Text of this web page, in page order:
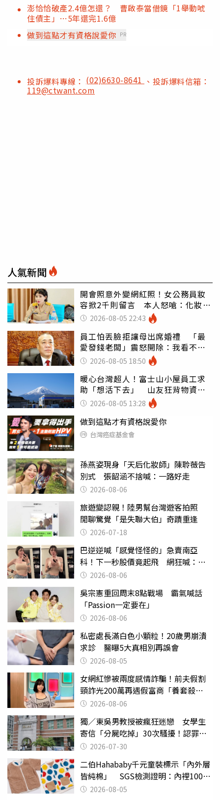
澎恰恰破產2.4億怎還？ 曹啟泰當借鏡「1舉動唬
住債主」…5年還完1.6億
做到這點才有資格說愛你 PR
投訴爆料專線： (02)6630-8641 、投訴爆料信箱：
119@ctwant.com
人氣新聞
開會照意外變網紅照！女公務員妝
容掀2千則留言 本人怒嗆：化妝有
錯嗎2026-08-05 22:43
員工怕丟臉拒讓母出席婚禮 「最
愛發錢老闆」震怒開除：我看不起
你 2026-08-05 18:50
暖心台灣超人！富士山小屋員工求
助「想活下去」 山友狂背物資上
山：台灣真的是寶島
2026-08-05 13:28
做到這點才有資格說愛你
台灣癌症基金會
孫燕姿現身「天后化妝師」陳聆薇告
別式 張韶涵不捨喊：一路好走
2026-08-06
旅遊變認親！陸男幫台灣遊客拍照
閒聊驚覺「是失聯大伯」奇蹟重逢
2026-07-18
巴逆逆喊「感覺怪怪的」急賣南亞
科！下一秒股價竟起飛 網狂喊：大V
天龍2026-08-06
吳宗憲重回周末8點戰場 霸氣喊話
「Passion一定要在」
2026-08-06
私密處長滿白色小顆粒！20歲男崩潰
求診 醫曝5大真相別再誤會
2026-08-05
女網紅慘被兩度感情詐騙！前夫假割
頸詐光200萬再遇假富商「養套殺
2000萬」
2026-08-06
獨／東吳男教授被瘋狂迷戀 女學生
寄信「分屍吃掉」30次騷擾！認罪免
關 2026-07-30
二伯Hahababy千元童裝標示「內外層
皆純棉」 SGS檢測證明：內裡100%
聚酯纖維
2026-08-05